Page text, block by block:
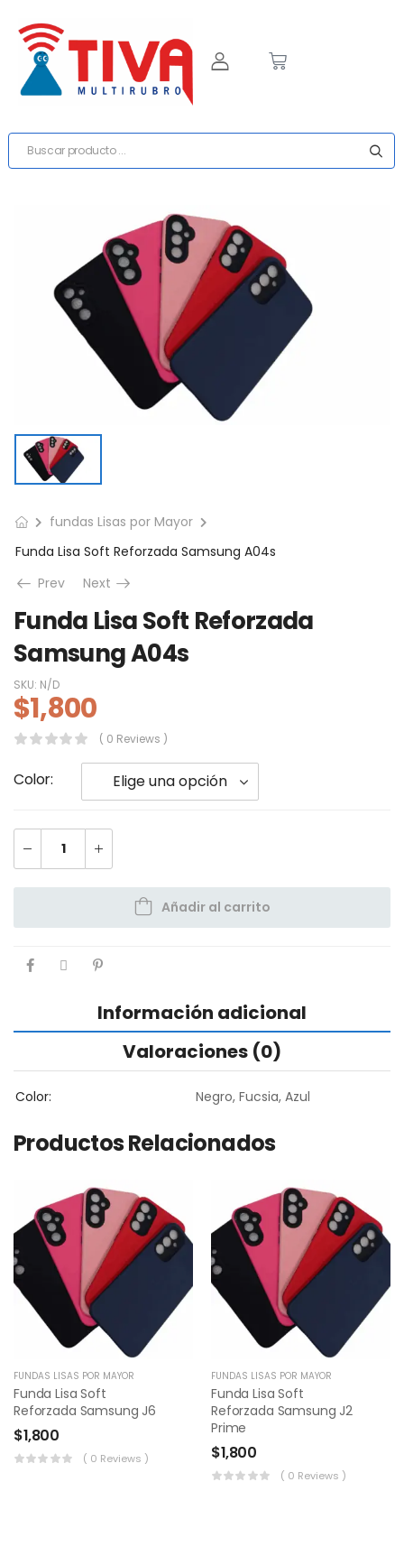
fundas Lisas por Mayor
Funda Lisa Soft Reforzada Samsung A04s
Prev
Next
Funda Lisa Soft Reforzada
Samsung A04s
SKU: N/D
$1,800
( 0 Reviews )
Color
Añadir al carrito
Información adicional
Valoraciones (0)
Color Negro, Fucsia, Azul
Productos Relacionados
FUNDAS LISAS POR MAYOR
Funda Lisa Soft
Reforzada Samsung J6
$1,800
( 0 Reviews )
FUNDAS LISAS POR MAYOR
Funda Lisa Soft
Reforzada Samsung J2
Prime
$1,800
( 0 Reviews )